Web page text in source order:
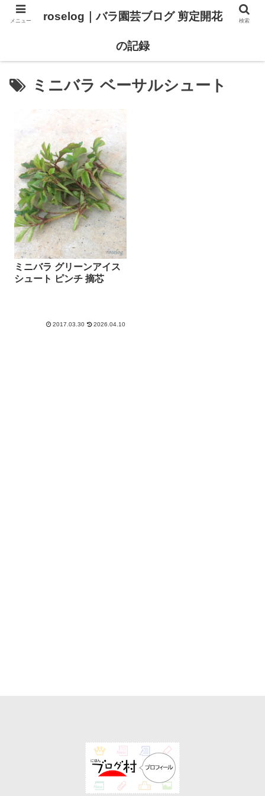
ミニバラ ベーサルシュート
ミニバラ グリーンアイス
シュート ピンチ 摘芯
2017.03.30 2026.04.10
メニュー roselog｜バラ園芸ブログ 剪定開花
の記録
検索